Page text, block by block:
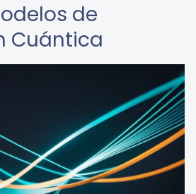
de
Cuántica